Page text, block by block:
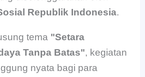
Republik Indonesia.
tema "Setara
Tanpa Batas", kegiatan
nyata bagi para